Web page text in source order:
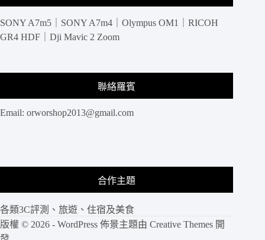
SONY A7m5｜SONY A7m4｜Olympus OM1｜RICOH
GR4 HDF｜Dji Mavic 2 Zoom
聯絡羅賓
Email: orworshop2013@gmail.com
合作主題
各類3C評測、旅遊、住宿及美食
版權 © 2026 - WordPress 佈景主題由 Creative Themes 開